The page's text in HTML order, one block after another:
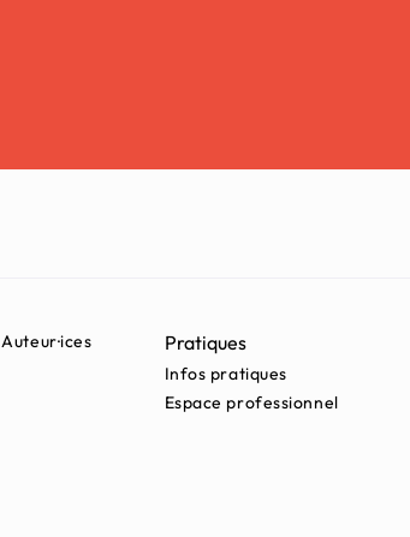
Auteur·ices Pratiques
Infos pratiques
Espace professionnel